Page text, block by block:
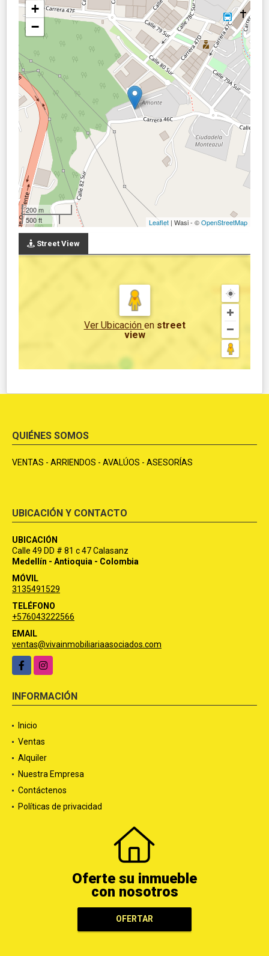
+
−
200 m
500 ft
Leaflet | Wasi - ©OpenStreetMap
Street View
Ver Ubicación en street
view
QUIÉNES SOMOS
VENTAS - ARRIENDOS - AVALÚOS - ASESORÍAS
UBICACIÓN Y CONTACTO
UBICACIÓN
Calle 49 DD # 81 c 47 Calasanz
Medellín - Antioquia - Colombia
MÓVIL
3135491529
TELÉFONO
+576043222566
EMAIL
ventas@vivainmobiliariaasociados.com
FacebookInstagram
INFORMACIÓN
Inicio
Ventas
Alquiler
Nuestra Empresa
Contáctenos
Políticas de privacidad
Oferte su inmueble
con nosotros
OFERTAR